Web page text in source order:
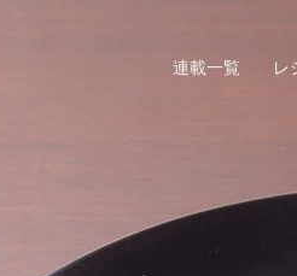
連載一覧 レ